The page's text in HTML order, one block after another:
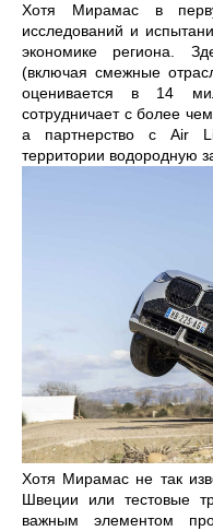
Хотя Мирамас в
исследований и
экономике региона.
(включая смежные
оценивается в 14
сотрудничает с более
а партнерство с Air
территории водородную
Хотя Мирамас не так
Швеции или тестовые
важным элементом